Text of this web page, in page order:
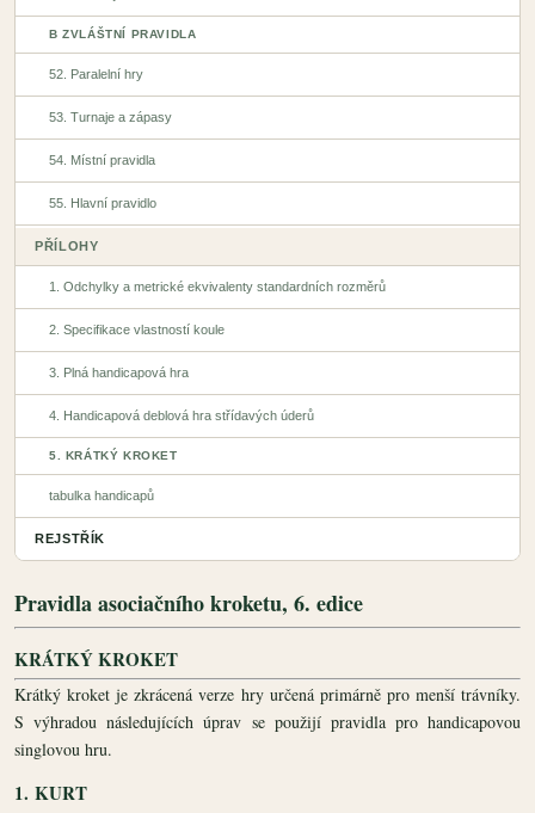
Pravidla asociačního kroketu, 6. edice
KRÁTKÝ KROKET
Krátký kroket je zkrácená verze hry určená primárně pro menší trávníky.
S výhradou následujících úprav se použijí pravidla pro handicapovou
singlovou hru.
1. KURT
B ZVLÁŠTNÍ PRAVIDLA
52. Paralelní hry
53. Turnaje a zápasy
54. Místní pravidla
55. Hlavní pravidlo
PŘÍLOHY
1. Odchylky a metrické ekvivalenty standardních rozměrů
2. Specifikace vlastností koule
3. Plná handicapová hra
4. Handicapová deblová hra střídavých úderů
5. KRÁTKÝ KROKET
tabulka handicapů
REJSTŘÍK